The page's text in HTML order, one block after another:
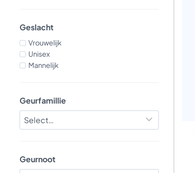
Geslacht
Vrouwelijk
Unisex
Mannelijk
Geurfamillie
Geurnoot